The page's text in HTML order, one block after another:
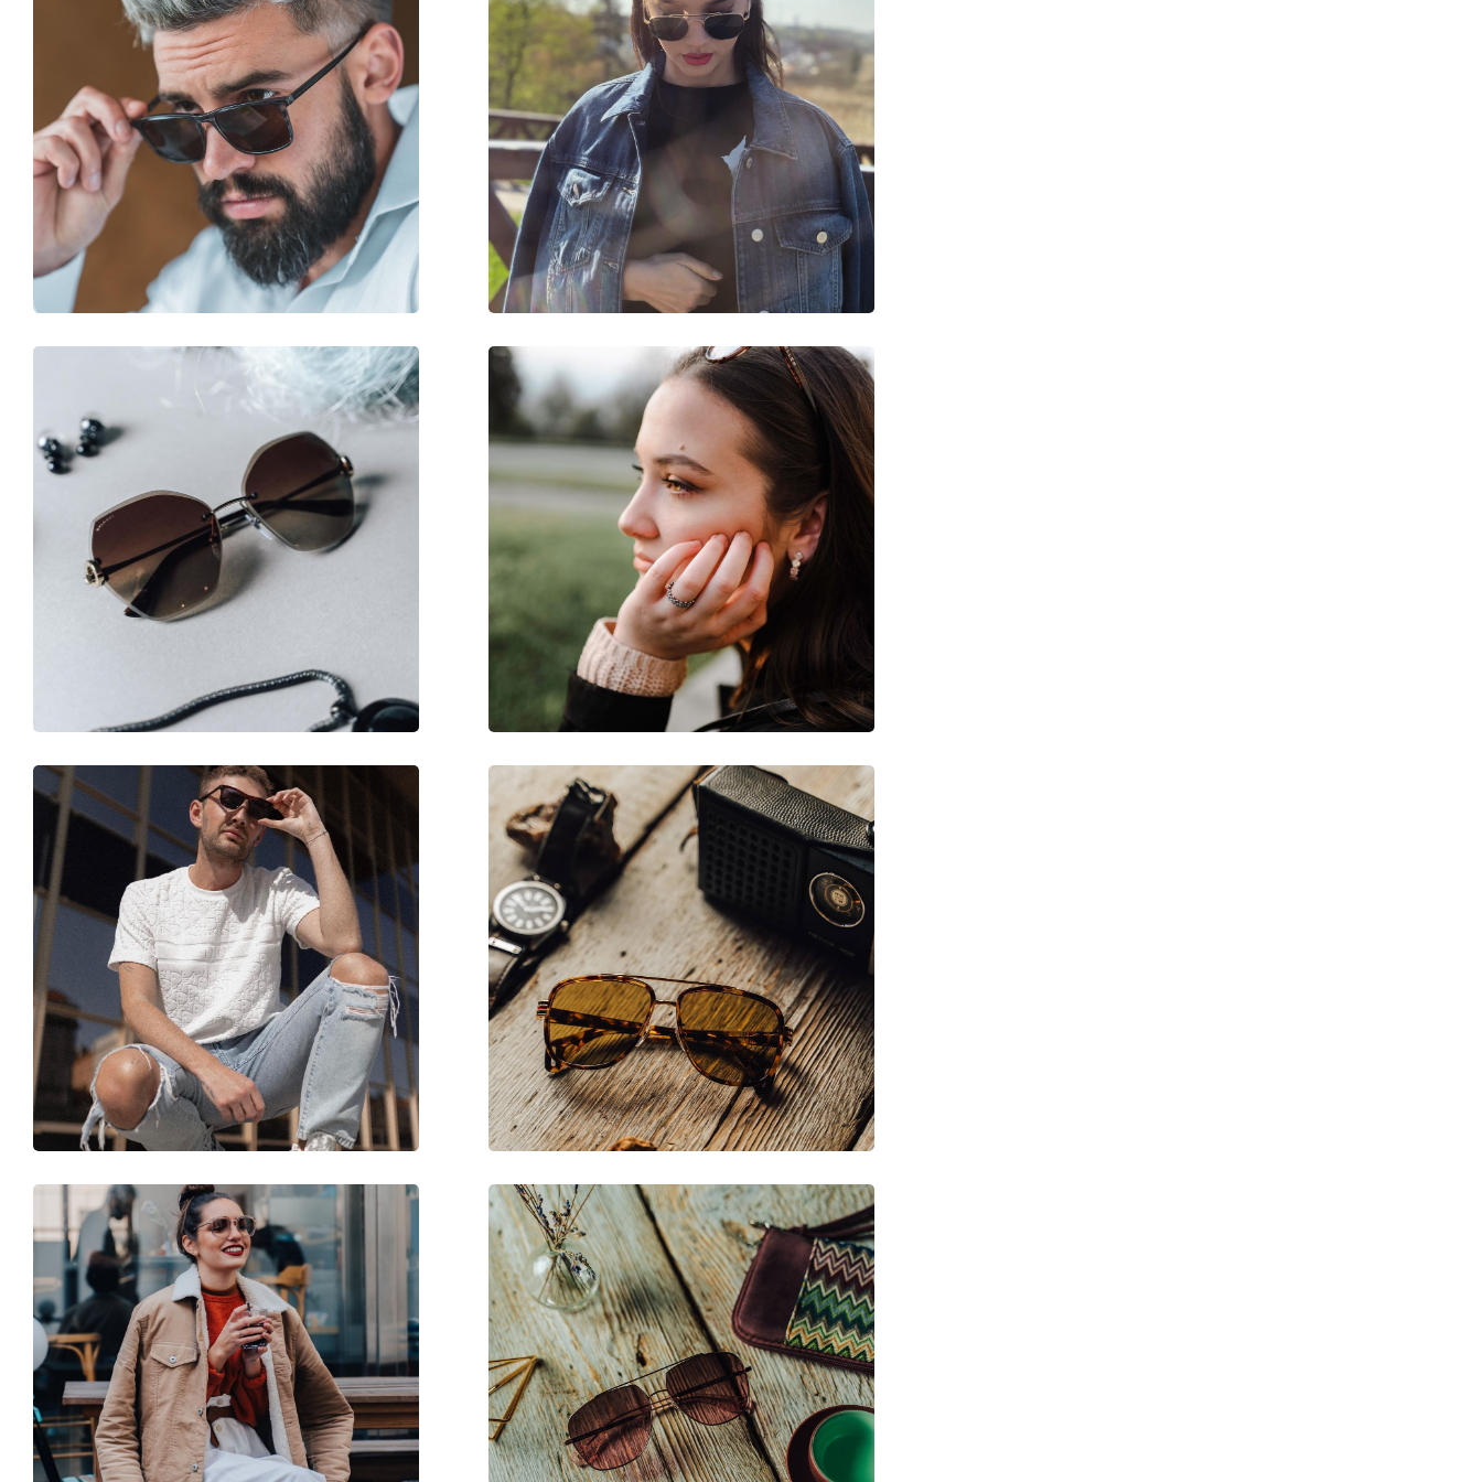
Forma montatura:
Squadrata
Colore montatura:
Grigio
Materiale montatura:
Metallo
Taglia:
M
Larghezza montatura:
136 mm
Lunghezza asta (Asta):
145 mm
Ponte:
20 mm
Peso:
135 g
Naselli regolabili:
Sì
Custodia:
Sì
Panno per pulizia:
Sì
Altro
Sesso:
Uomo
Categorie:
Occhiali da sole
Marca:
PO2490S 513/58 54
Anche con lenti graduate:
No